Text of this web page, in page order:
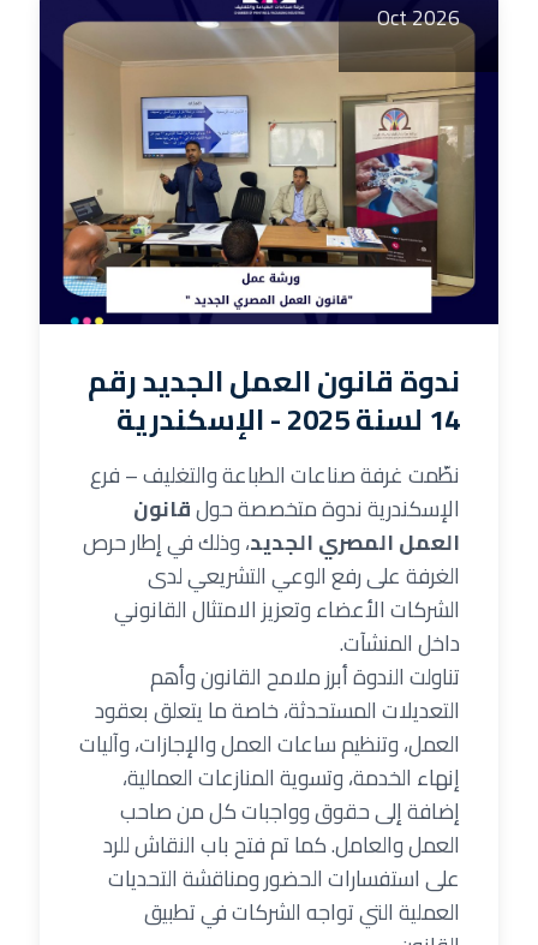
Oct 2026
ندوة قانون العمل الجديد رقم
14 لسنة 2025 - الإسكندرية
نظّمت غرفة صناعات الطباعة والتغليف – فرع
الإسكندرية ندوة متخصصة حولقانون
العمل المصري الجديد، وذلك في إطار حرص
الغرفة على رفع الوعي التشريعي لدى
الشركات الأعضاء وتعزيز الامتثال القانوني
داخل المنشآت.
تناولت الندوة أبرز ملامح القانون وأهم
التعديلات المستحدثة، خاصة ما يتعلق بعقود
العمل، وتنظيم ساعات العمل والإجازات، وآليات
إنهاء الخدمة، وتسوية المنازعات العمالية،
إضافة إلى حقوق وواجبات كل من صاحب
العمل والعامل. كما تم فتح باب النقاش للرد
على استفسارات الحضور ومناقشة التحديات
العملية التي تواجه الشركات في تطبيق